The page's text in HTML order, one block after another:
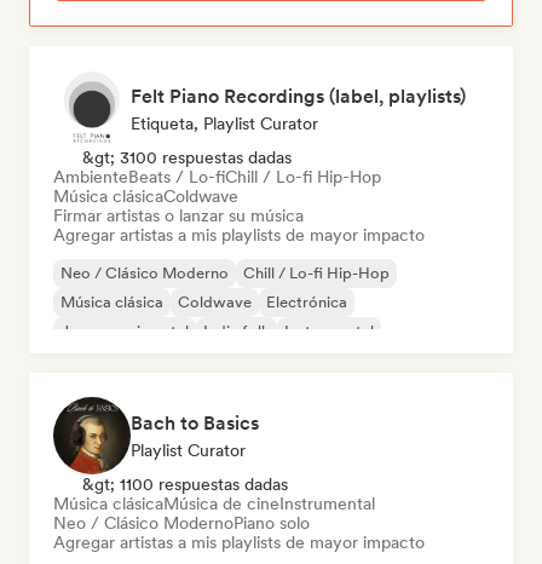
Felt Piano Recordings (label, playlists)
Etiqueta, Playlist Curator
&gt; 3100 respuestas dadas
AmbienteBeats / Lo-fiChill / Lo-fi Hip-Hop
Música clásicaColdwave
Firmar artistas o lanzar su música
Agregar artistas a mis playlists de mayor impacto
Neo / Clásico Moderno
Chill / Lo-fi Hip-Hop
Música clásica
Coldwave
Electrónica
Jazz experimental
Indie folk Instrumental
Bach to Basics
Playlist Curator
&gt; 1100 respuestas dadas
Música clásicaMúsica de cineInstrumental
Neo / Clásico ModernoPiano solo
Agregar artistas a mis playlists de mayor impacto